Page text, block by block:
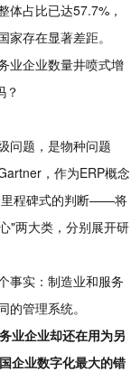
体占比已达57.7%，
存在显著差距。
业企业数量井喷式增
？
问题，是物种问题
，作为ERP概念
里程碑式的判断——将
"两大类，分别展开研
事实：制造业和服务
管理系统。
业企业却还在用为另
企业数字化最大的错